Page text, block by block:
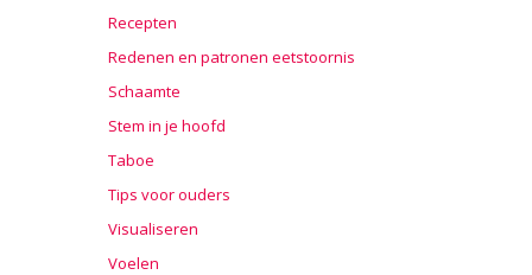
Recepten
Redenen en patronen eetstoornis
Schaamte
Stem in je hoofd
Taboe
Tips voor ouders
Visualiseren
Voelen